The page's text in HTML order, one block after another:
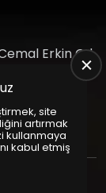
Erkin Cd.
© 2025
site
artırmak
kullanmaya
kabul etmiş